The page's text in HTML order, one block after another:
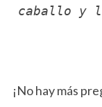
caballo y
¡No hay más